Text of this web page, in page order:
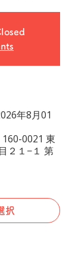
年8月01
0021 東
２１−１ 第
択